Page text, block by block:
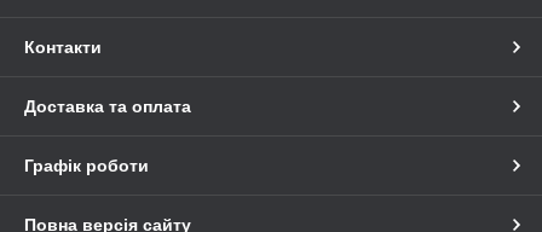
Контакти
Доставка та оплата
Графік роботи
Повна версія сайту